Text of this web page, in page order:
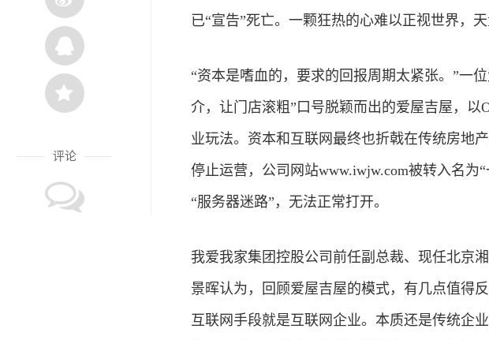
评论
已“宣告”死亡。一颗狂热的心难以正视世界，
“资本是嗜血的，要求的回报周期太紧张。”一
介，让门店滚粗”口号脱颖而出的爱屋吉屋，
业玩法。资本和互联网最终也折戟在传统房地
停止运营，公司网站www.iwjw.com被转入名为
“服务器迷路”，无法正常打开。
我爱我家集团控股公司前任副总裁、现任北京
景晖认为，回顾爱屋吉屋的模式，有几点值得
互联网手段就是互联网企业。本质还是传统企